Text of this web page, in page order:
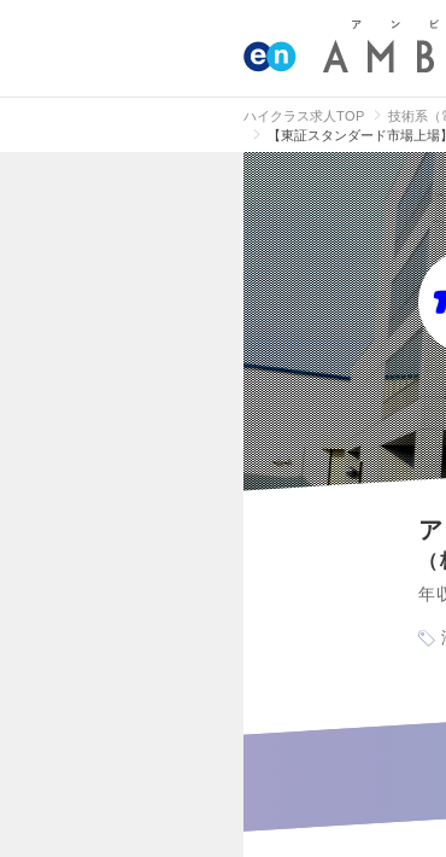
ハイクラス求人TOP 技術系（
【東証スタンダード市場上
年